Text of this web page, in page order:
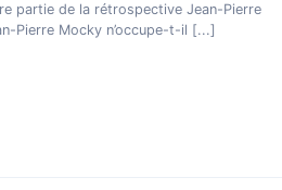
partie de la rétrospective Jean-Pierre
Pierre Mocky n’occupe-t-il [...]